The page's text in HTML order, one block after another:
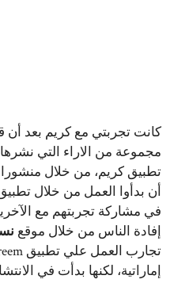
كانت تجربتي مع كريم بعد
مجموعة من الاراء التي نشرها
تطبيق كريم، من خلال
في مشاركة تجربتهم مع
إفادة الناس من خلال موقع
إماراتية، لكنها بدأت في